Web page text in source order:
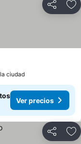
Compartir
ciudad
Ver precios
Compartir